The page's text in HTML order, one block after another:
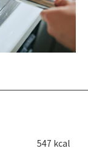
547 kcal